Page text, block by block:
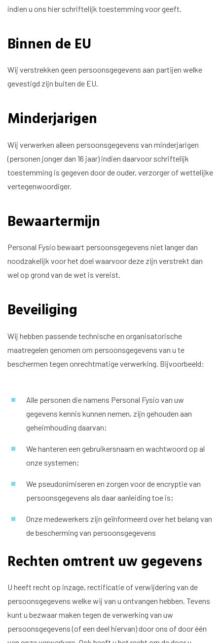
indien u ons hier schriftelijk toestemming voor geeft.
Binnen de EU
Wij verstrekken geen persoonsgegevens aan partijen welke
gevestigd zijn buiten de EU.
Minderjarigen
Wij verwerken alleen persoonsgegevens van minderjarigen
(personen jonger dan 16 jaar) indien daarvoor schriftelijk
toestemming is gegeven door de ouder, verzorger of wettelijke
vertegenwoordiger.
Bewaartermijn
Personal Fysio bewaart persoonsgegevens niet langer dan
noodzakelijk voor het doel waarvoor deze zijn verstrekt dan
wel op grond van de wet is vereist.
Beveiliging
Wij hebben passende technische en organisatorische
maatregelen genomen om persoonsgegevens van u te
beschermen tegen onrechtmatige verwerking. Bijvoorbeeld:
Alle personen die namens Personal Fysio van uw
gegevens kennis kunnen nemen, zijn gehouden aan
geheimhouding daarvan;
We hanteren een gebruikersnaam en wachtwoord op al
onze systemen;
We pseudonimiseren en zorgen voor de encryptie van
persoonsgegevens als daar aanleiding toe is;
Onze medewerkers zijn geïnformeerd over het belang van
de bescherming van persoonsgegevens
Rechten omtrent uw gegevens
U heeft recht op inzage, rectificatie of verwijdering van de
persoonsgegevens welke wij van u ontvangen hebben. Tevens
kunt u bezwaar maken tegen de verwerking van uw
persoonsgegevens (of een deel hiervan) door ons of door één